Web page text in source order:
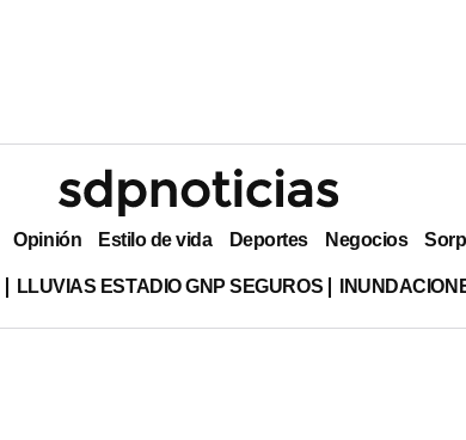
Opinión Estilo de vida Deportes Negocios
LLUVIAS ESTADIO GNP SEGUROS